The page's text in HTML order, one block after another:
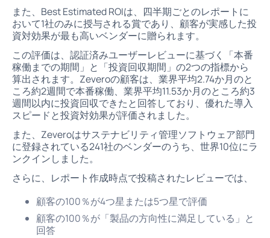
また、Best Estimated ROIは、四半期ごとのレポートに
おいて1社のみに授与される賞であり、顧客が実感した投
資対効果が最も高いベンダーに贈られます。
この評価は、認証済みユーザーレビューに基づく「本番
稼働までの期間」と「投資回収期間」の2つの指標から
算出されます。Zeveroの顧客は、業界平均2.74か月のと
ころ約2週間で本番稼働、業界平均11.53か月のところ約3
週間以内に投資回収できたと回答しており、優れた導入
スピードと投資対効果が評価されました。
また、Zeveroはサステナビリティ管理ソフトウェア部門
に登録されている241社のベンダーのうち、世界10位にラ
ンクインしました。
さらに、レポート作成時点で投稿されたレビューでは、
顧客の100％が4つ星または5つ星で評価
顧客の100％が「製品の方向性に満足している」と
回答